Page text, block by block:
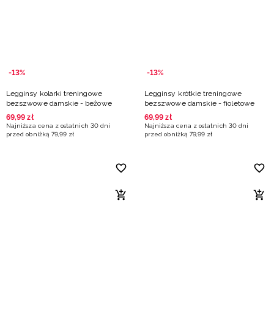
-13%
Legginsy kolarki treningowe
bezszwowe damskie - beżowe
69,99 zł
Najniższa cena z ostatnich 30 dni
przed obniżką 79,99 zł
-13%
Legginsy krótkie treningowe
bezszwowe damskie - fioletowe
69,99 zł
Najniższa cena z ostatnich 30 dni
przed obniżką 79,99 zł